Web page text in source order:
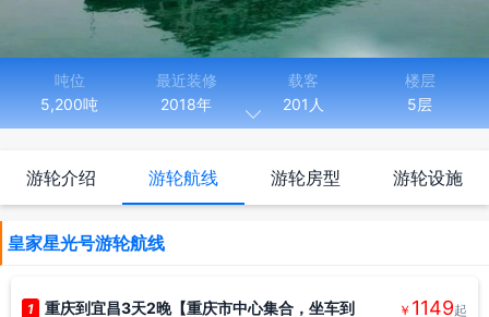
吨位
5,200吨
最近装修
2018年
载客
201人
楼层
5层
皇家星光号游船的前身是龙系帝王号，2011年上半年对游船进行
一批的长江豪华游船中是独一无二的。游船上共有90间不同房型的客
也能欣赏到长江两岸的美景。皇家星光号游船上还建有许多娱乐设

游轮介绍 游轮航线 游轮房型 游轮设施
皇家星光号游轮航线
1
重庆到宜昌3天2晚【重庆市中心集合，坐车到
￥ 1149起